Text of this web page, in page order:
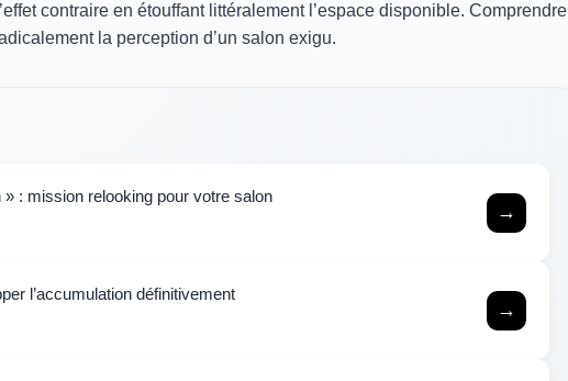
contraire en étouffant littéralement l’espace disponible. Comprendre
la perception d’un salon exigu.
: mission relooking pour votre salon
→
l’accumulation définitivement
→